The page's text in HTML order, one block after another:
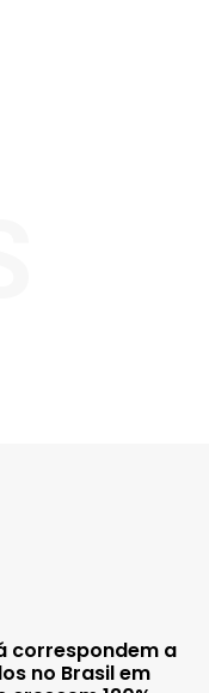
correspondem a
no Brasil em